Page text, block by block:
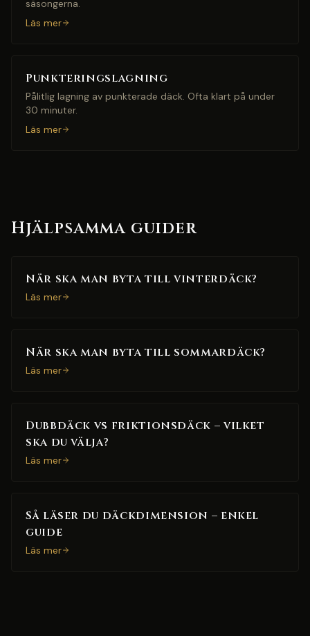
säsongerna.
Läs mer
Punkteringslagning
Pålitlig lagning av punkterade däck. Ofta klart på under
30 minuter.
Läs mer
Hjälpsamma guider
När ska man byta till vinterdäck?
Läs mer
När ska man byta till sommardäck?
Läs mer
Dubbdäck vs friktionsdäck – vilket
ska du välja?
Läs mer
Så läser du däckdimension – enkel
guide
Läs mer